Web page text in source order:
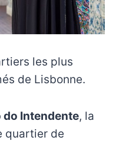
les plus
de Lisbonne.
do Intendente, la
quartier de